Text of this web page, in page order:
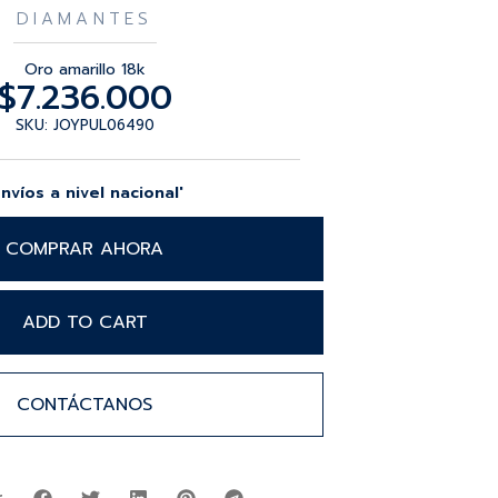
DIAMANTES
Oro amarillo 18k
7.236.000
SKU: JOYPUL06490
a nivel nacional'
COMPRAR AHORA
ADD TO CART
CONTÁCTANOS